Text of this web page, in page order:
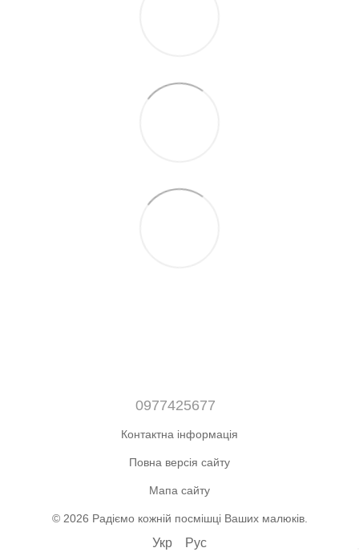
0977425677
Контактна інформація
Повна версія сайту
Мапа сайту
© 2026 Радіємо кожній посмішці Ваших малюків.
Укр Рус